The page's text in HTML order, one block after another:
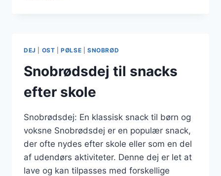
DEJ OST |PØLSE SNOBRØD
Snobrødsdej til snacks
efter skole
Snobrødsdej: En klassisk snack til børn og
voksne Snobrødsdej er en populær snack,
der ofte nydes efter skole eller som en del
af udendørs aktiviteter. Denne dej er let at
lave og kan tilpasses med forskellige